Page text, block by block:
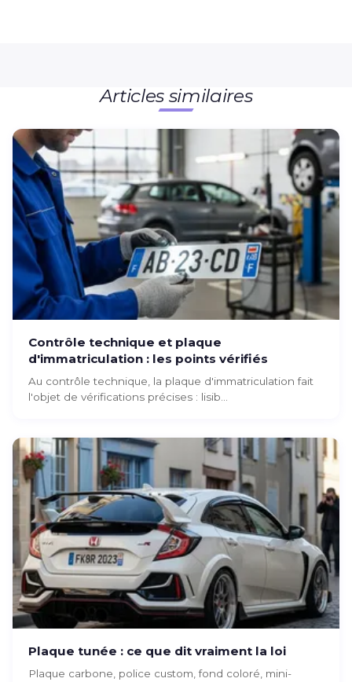
Articles similaires
Contrôle technique et plaque
d'immatriculation : les points vérifiés
Au contrôle technique, la plaque d'immatriculation fait
l'objet de vérifications précises : lisib...
Plaque tunée : ce que dit vraiment la loi
Plaque carbone, police custom, fond coloré, mini-